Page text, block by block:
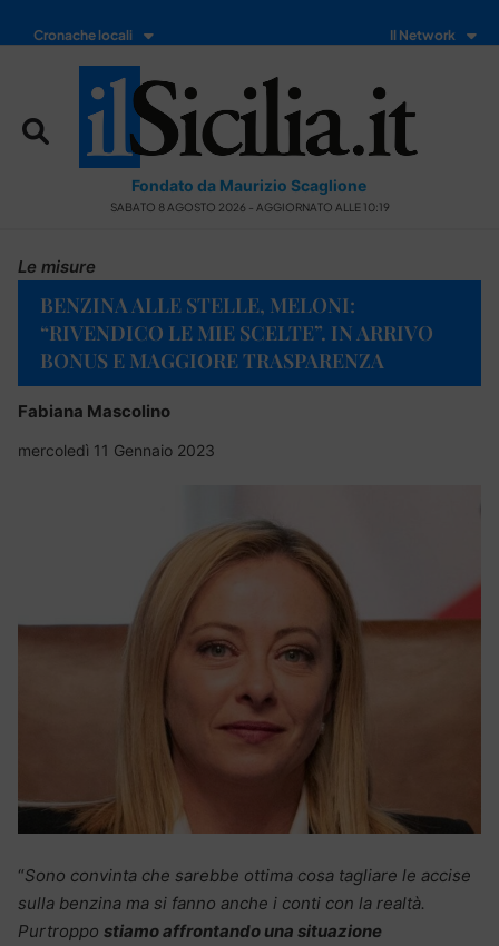
Cronache locali Il Network
Fondato da Maurizio Scaglione
SABATO 8 AGOSTO 2026 - AGGIORNATO ALLE 10:19
Le misure
BENZINA ALLE STELLE, MELONI:
“RIVENDICO LE MIE SCELTE”. IN ARRIVO
BONUS E MAGGIORE TRASPARENZA
Fabiana Mascolino
mercoledì 11 Gennaio 2023
“Sono convinta che sarebbe ottima cosa tagliare le accise
sulla benzina ma si fanno anche i conti con la realtà.
Purtroppo stiamo affrontando una situazione